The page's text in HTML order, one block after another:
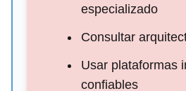
especializado
Consultar
Usar plataformas
confiables